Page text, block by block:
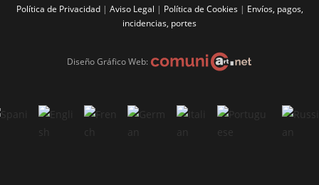
Política de Privacidad| Aviso Legal | Política de Cookies| Envíos, pagos,
incidencias, portes
Diseño Gráfico Web: